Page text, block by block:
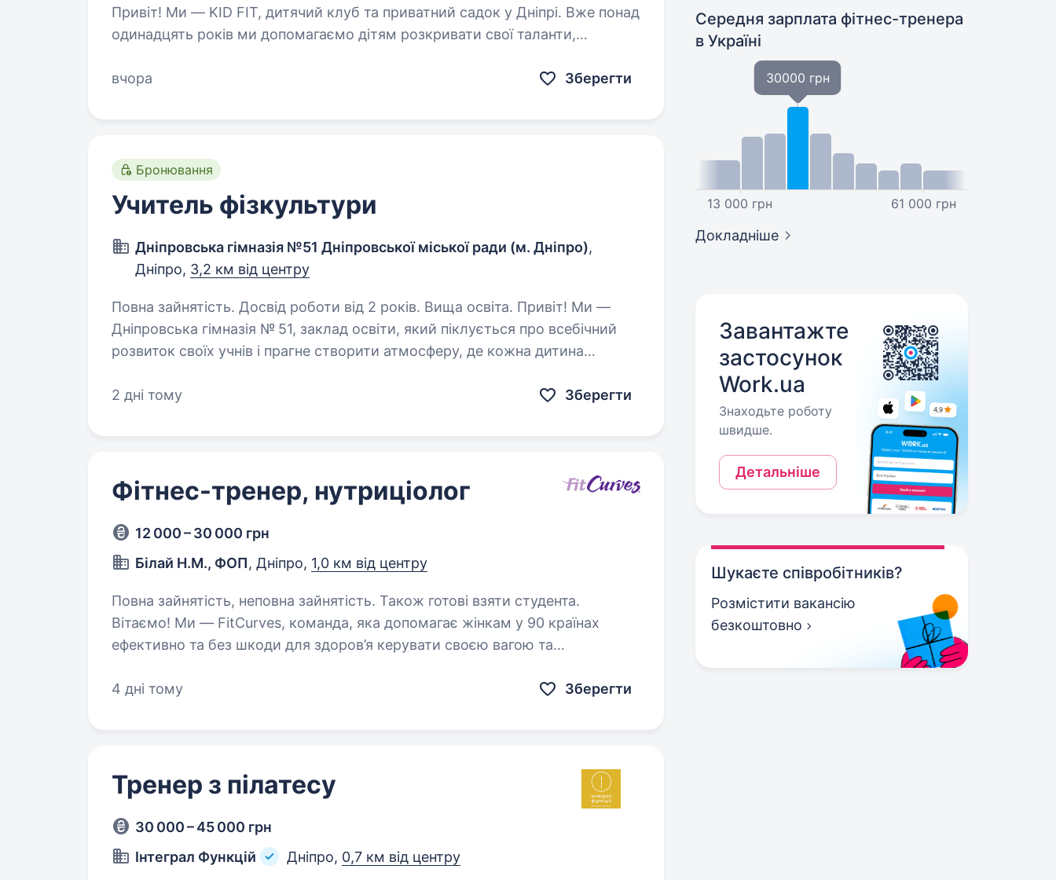
Привіт! Ми — KID FIT, дитячий клуб та приватний садок у Дніпрі. Вже понад
одинадцять років ми допомагаємо дітям розкривати свої таланти,
від активних…
вчора Зберегти
Бронювання
Учитель фізкультури
Дніпровська гімназія №51 Дніпровської міської ради (м. Дніпро),
Дніпро, 3,2 км від центру
Повна зайнятість. Досвід роботи від 2 років. Вища освіта. Привіт! Ми —
Дніпровська гімназія № 51, заклад освіти, який піклується про всебічний
розвиток своїх учнів і прагне створити атмосферу, де кожна дитина
2 дні тому
Зберегти
Фітнес-тренер, нутриціолог
12 000 – 30 000 грн
Білай Н.М., ФОП, Дніпро, 1,0 км від центру
Повна зайнятість, неповна зайнятість. Також готові взяти студента.
Вітаємо! Ми — FitCurves, команда, яка допомагає жінкам у 90 країнах
ефективно та без шкоди для здоров’я керувати своєю вагою та
унікальної системи,…
4 дні тому Зберегти
Тренер з пілатесу
30 000 – 45 000 грн
Інтеграл Функцій
Дніпро, 0,7 км від центру
Середня зарплата фітнес-тренера
в Україні
13 000 грн
30000 грн
61 000 грн
Докладніше
Завантажте
застосунок
Work.ua
Знаходьте роботу
швидше.
Детальніше
Шукаєте співробітників?
Розмістити вакансію
безкоштовно